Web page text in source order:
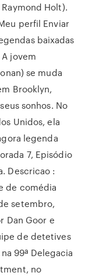
Holt).
perfil Enviar
baixadas
jovem
se muda
Brooklyn,
sonhos. No
Unidos, ela
legenda
7, Episódio
Descricao :
de comédia
setembro,
Dan Goor e
de detetives
99ª Delegacia
no